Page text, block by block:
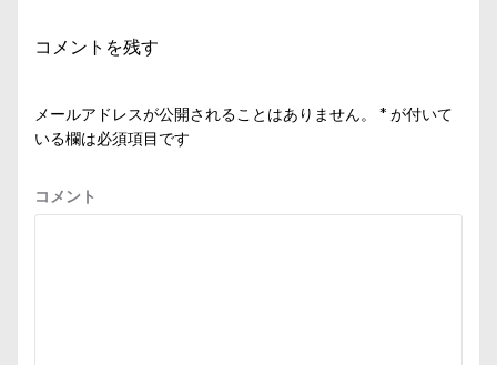
コメントを残す
メールアドレスが公開されることはありません。 * が付いて
いる欄は必須項目です
コメント